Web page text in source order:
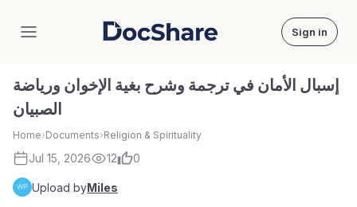
DocShare Sign in
إسبال الأمان في ترجمة وشرح بغية الإخوان ورياضة
الصبيان
Home›Documents›Religion & Spirituality
Jul 15, 2026 12 0
Upload byMiles